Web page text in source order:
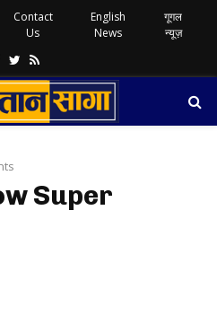
Contact
Us
English
News
गूगल
न्यूज़
Facebook
Twitter
Rss
Super